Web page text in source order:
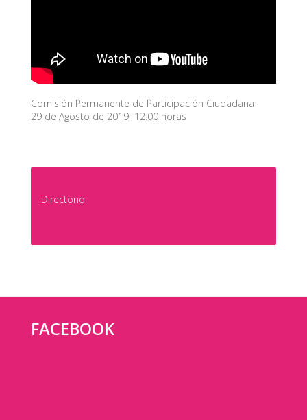
Comisión Permanente de Participación Ciudadana
29 de Agosto de 2019 12:00 horas
Directorio
FACEBOOK